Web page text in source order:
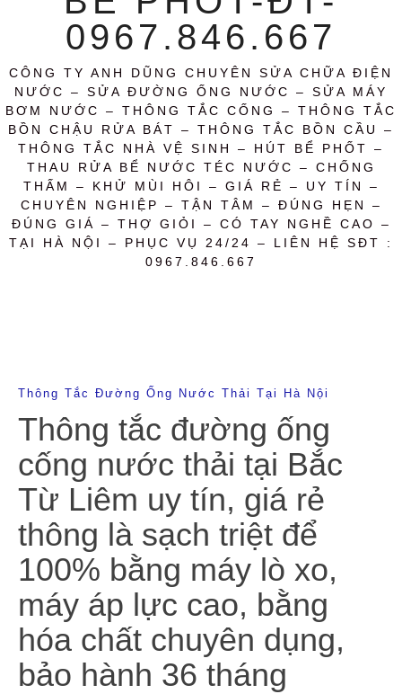
0967.846.667
CÔNG TY ANH DŨNG CHUYÊN SỬA CHỮA ĐIỆN
NƯỚC – SỬA ĐƯỜNG ỐNG NƯỚC – SỬA MÁY
BƠM NƯỚC – THÔNG TẮC CỐNG – THÔNG TẮC
BỒN CHẬU RỬA BÁT – THÔNG TẮC BỒN CẦU –
THÔNG TẮC NHÀ VỆ SINH – HÚT BỂ PHỐT –
THAU RỬA BỂ NƯỚC TÉC NƯỚC – CHỐNG
THẤM – KHỬ MÙI HÔI – GIÁ RẺ – UY TÍN –
CHUYÊN NGHIỆP – TẬN TÂM – ĐÚNG HẸN –
ĐÚNG GIÁ – THỢ GIỎI – CÓ TAY NGHỀ CAO –
TẠI HÀ NỘI – PHỤC VỤ 24/24 – LIÊN HỆ SĐT :
0967.846.667
Thông Tắc Đường Ống Nước Thải Tại Hà Nội
Thông tắc đường ống
cống nước thải tại Bắc
Từ Liêm uy tín, giá rẻ
thông là sạch triệt để
100% bằng máy lò xo,
máy áp lực cao, bằng
hóa chất chuyên dụng,
bảo hành 36 tháng